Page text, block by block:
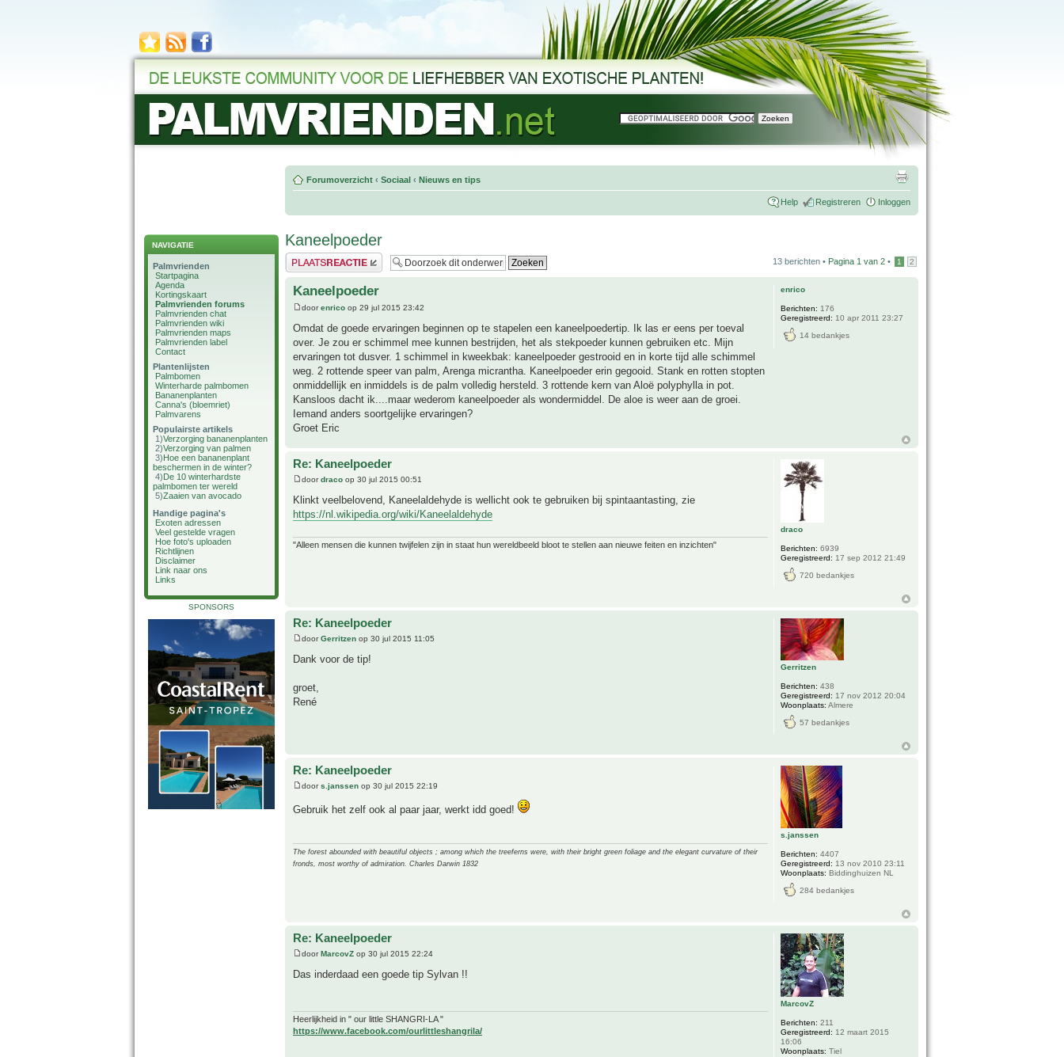
NAVIGATIE
Palmvrienden
Startpagina
Agenda
Kortingskaart
Palmvrienden forums
Palmvrienden chat
Palmvrienden wiki
Palmvrienden maps
Palmvrienden label
Contact
Plantenlijsten
Palmbomen
Winterharde palmbomen
Bananenplanten
Canna's (bloemriet)
Palmvarens
Populairste artikels
1)Verzorging bananenplanten
2)Verzorging van palmen
3)Hoe een bananenplant
beschermen in de winter?
4)De 10 winterhardste
palmbomen ter wereld
5)Zaaien van avocado
Handige pagina's
Exoten adressen
Veel gestelde vragen
Hoe foto's uploaden
Richtlijnen
Disclaimer
Link naar ons
Links
SPONSORS
Forumoverzicht ‹ Sociaal ‹ Nieuws en tips
Help Registreren Inloggen
Kaneelpoeder
Plaats een reactie 13 berichten • Pagina 1 van 2 • 1 2
Kaneelpoeder
doorenrico op 29 jul 2015 23:42
Omdat de goede ervaringen beginnen op te stapelen een kaneelpoedertip. Ik las er eens per toeval
over. Je zou er schimmel mee kunnen bestrijden, het als stekpoeder kunnen gebruiken etc. Mijn
ervaringen tot dusver. 1 schimmel in kweekbak: kaneelpoeder gestrooid en in korte tijd alle schimmel
weg. 2 rottende speer van palm, Arenga micrantha. Kaneelpoeder erin gegooid. Stank en rotten stopten
onmiddellijk en inmiddels is de palm volledig hersteld. 3 rottende kern van Aloë polyphylla in pot.
Kansloos dacht ik....maar wederom kaneelpoeder als wondermiddel. De aloe is weer aan de groei.
Iemand anders soortgelijke ervaringen?
Groet Eric
enrico
Berichten: 176
Geregistreerd: 10 apr 2011 23:27
14 bedankjes
Re: Kaneelpoeder
doordraco op 30 jul 2015 00:51
Klinkt veelbelovend, Kaneelaldehyde is wellicht ook te gebruiken bij spintaantasting, zie
https://nl.wikipedia.org/wiki/Kaneelaldehyde
"Alleen mensen die kunnen twijfelen zijn in staat hun wereldbeeld bloot te stellen aan nieuwe feiten en inzichten"
draco
Berichten: 6939
Geregistreerd: 17 sep 2012 21:49
720 bedankjes
Re: Kaneelpoeder
doorGerritzen op 30 jul 2015 11:05
Dank voor de tip!
groet,
René
Gerritzen
Berichten: 438
Geregistreerd: 17 nov 2012 20:04
Woonplaats: Almere
57 bedankjes
Re: Kaneelpoeder
doors.janssen op 30 jul 2015 22:19
Gebruik het zelf ook al paar jaar, werkt idd goed!
The forest abounded with beautiful objects ; among which the treeferns were, with their bright green foliage and the elegant curvature of their
fronds, most worthy of admiration. Charles Darwin 1832
s.janssen
Berichten: 4407
Geregistreerd: 13 nov 2010 23:11
Woonplaats: Biddinghuizen NL
284 bedankjes
Re: Kaneelpoeder
doorMarcovZ op 30 jul 2015 22:24
Das inderdaad een goede tip Sylvan !!
Heerlijkheid in " our little SHANGRI-LA "
https://www.facebook.com/ourlittleshangrila/
MarcovZ
Berichten: 211
Geregistreerd: 12 maart 2015
16:06
Woonplaats: Tiel